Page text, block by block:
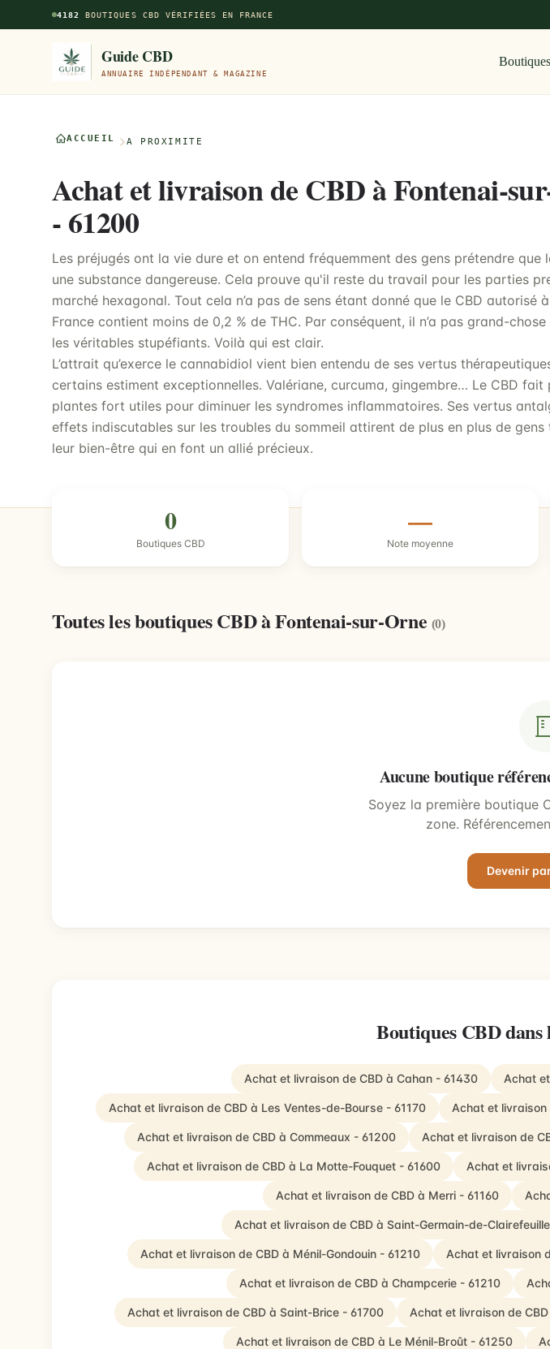
Aller au contenu principal
4182 BOUTIQUES CBD VÉRIFIÉES EN FRANCE
Guide CBD
ANNUAIRE INDÉPENDANT & MAGAZINE
Boutiques
ACCUEIL À PROXIMITÉ
Achat et livraison de CBD à Fontenai-
- 61200
Les préjugés ont la vie dure et on entend fréquemment des gens prétendre que
une substance dangereuse. Cela prouve qu'il reste du travail pour les parties
marché hexagonal. Tout cela n’a pas de sens étant donné que le CBD autorisé
France contient moins de 0,2 % de THC. Par conséquent, il n’a pas grand-
les véritables stupéfiants. Voilà qui est clair.
L’attrait qu’exerce le cannabidiol vient bien entendu de ses vertus
certains estiment exceptionnelles. Valériane, curcuma, gingembre… Le CBD fait
plantes fort utiles pour diminuer les syndromes inflammatoires. Ses vertus
effets indiscutables sur les troubles du sommeil attirent de plus en plus de gens
leur bien-être qui en font un allié précieux.
0
Boutiques CBD
—
Note moyenne
Toutes les boutiques CBD à Fontenai-sur-Orne (0)
Aucune boutique
Soyez la première boutique
zone.
Devenir
Boutiques CBD
Achat et livraison de CBD à Cahan - 61430 Achat
Achat et livraison de CBD à Les Ventes-de-Bourse - 61170 Achat et livraison
Achat et livraison de CBD à Commeaux - 61200 Achat et livraison de
Achat et livraison de CBD à La Motte-Fouquet - 61600 Achat et
Achat et livraison de CBD à Merri - 61160
Achat et livraison de CBD à Saint-Germain-de-
Achat et livraison de CBD à Ménil-Gondouin - 61210 Achat et livraison
Achat et livraison de CBD à Champcerie - 61210
Achat et livraison de CBD à Saint-Brice - 61700 Achat et livraison de
Achat et livraison de CBD à Le Ménil-Broût - 61250